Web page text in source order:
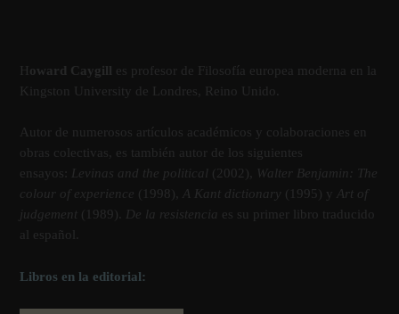
Howard Caygill es profesor de Filosofí­a europea moderna en la
Kingston University de Londres, Reino Unido.
Autor de numerosos artí­culos académicos y colaboraciones en
obras colectivas, es también autor de los siguientes
ensayos: Levinas and the political (2002),
Walter Benjamin: The
colour of experience (1998), A Kant dictionary (1995) y Art of
judgement (1989). De la resistencia es su primer libro traducido
al español.
Libros en la editorial: